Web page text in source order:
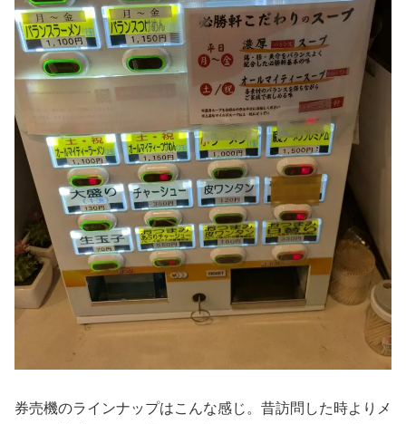
券売機のラインナップはこんな感じ。昔訪問した時よりメ